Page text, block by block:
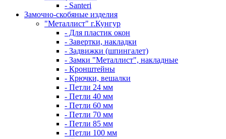
- Santeri
Замочно-скобяные изделия
"Металлист" г.Кунгур
- Для пластик окон
- Завертки, накладки
- Задвижки (шпингалет)
- Замки "Металлист", накладные
- Кронштейны
- Крючки, вешалки
- Петли 24 мм
- Петли 40 мм
- Петли 60 мм
- Петли 70 мм
- Петли 85 мм
- Петли 100 мм